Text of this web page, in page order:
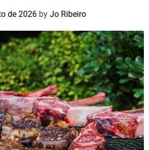
de 2026 by Jo Ribeiro